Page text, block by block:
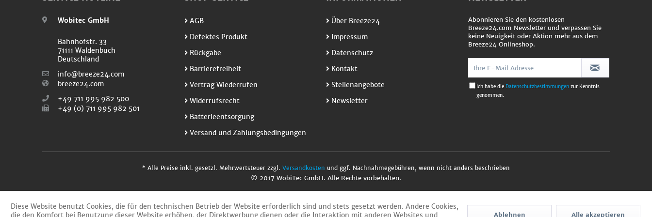
Wobitec GmbH
Bahnhofstr. 33
71111 Waldenbuch
Deutschland
info@breeze24.com
breeze24.com
+49 711 995 982 500
+49 (0) 711 995 982 501
AGB
Defektes Produkt
Rückgabe
Barrierefreiheit
Vertrag Wiederrufen
Widerrufsrecht
Batterieentsorgung
Versand und Zahlungsbedingungen
Über Breeze24
Impressum
Datenschutz
Kontakt
Stellenangebote
Newsletter
Abonnieren Sie den kostenlosen
Breeze24.com Newsletter und verpassen Sie
keine Neuigkeit oder Aktion mehr aus dem
Breeze24 Onlineshop.
Ich habe die Datenschutzbestimmungen zur Kenntnis
genommen.
* Alle Preise inkl. gesetzl. Mehrwertsteuer zzgl. Versandkosten und ggf. Nachnahmegebühren, wenn nicht anders beschrieben
© 2017 WobiTec GmbH. Alle Rechte vorbehalten.
Diese Website benutzt Cookies, die für den technischen Betrieb der Website erforderlich sind und stets gesetzt werden. Andere Cookies,
die den Komfort bei Benutzung dieser Website erhöhen, der Direktwerbung dienen oder die Interaktion mit anderen Websites und
Ablehnen Alle akzeptieren